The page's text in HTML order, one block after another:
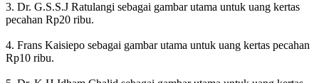
3. Dr. G.S.S.J Ratulangi sebagai gambar utama untuk uang kertas
pecahan Rp20 ribu.
4. Frans Kaisiepo sebagai gambar utama untuk uang kertas pecahan
Rp10 ribu.